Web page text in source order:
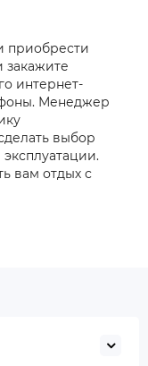
приобрести
закажите
интернет-
Менеджер
выбор
вам отдых с